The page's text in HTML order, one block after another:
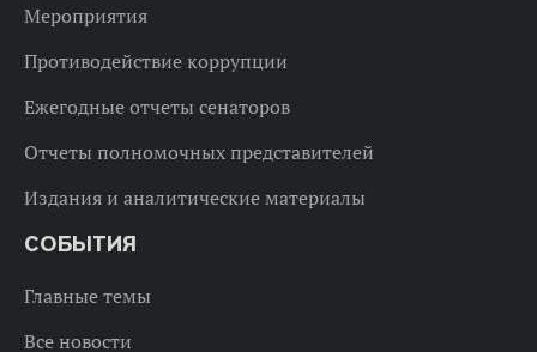
Мероприятия
Противодействие коррупции
Ежегодные отчеты сенаторов
Отчеты полномочных представителей
Издания и аналитические материалы
СОБЫТИЯ
Главные темы
Все новости